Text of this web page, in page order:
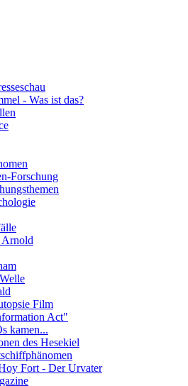
- Was ist das?
Forschung
Arnold
Film
Act"
kamen...
des Hesekiel
Fort - Der Urvater